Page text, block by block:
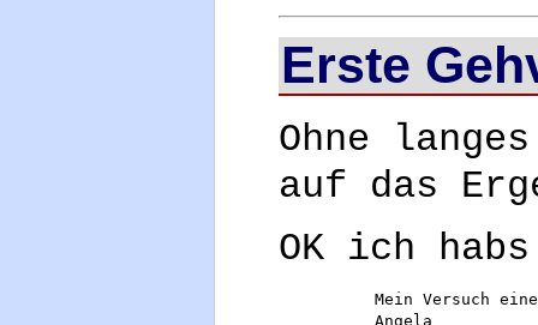
Erste
Ohne
auf das
OK ich
Mein Versuch